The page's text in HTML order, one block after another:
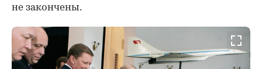
не закончены.